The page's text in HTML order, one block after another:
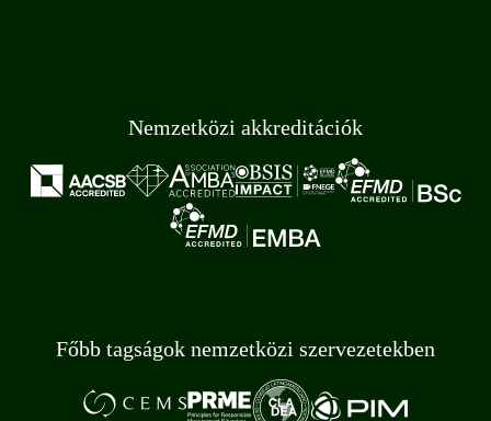
Nemzetközi akkreditációk
Főbb tagságok nemzetközi szervezetekben